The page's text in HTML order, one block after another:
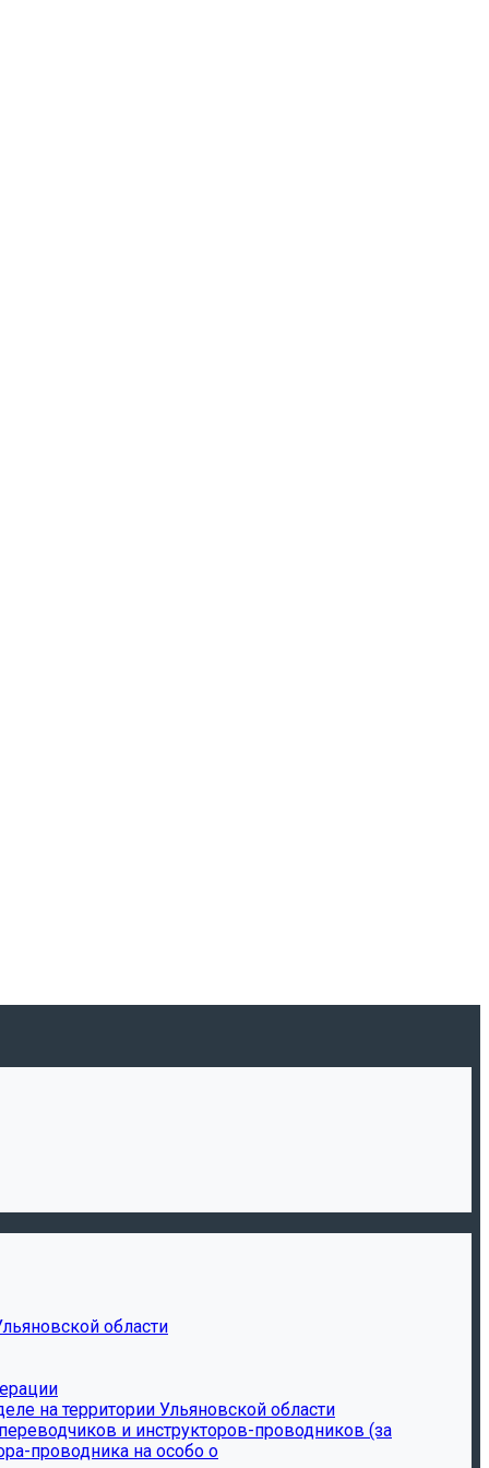
области
на территории Ульяновской области
и инструкторов-проводников (за
проводника на особо о